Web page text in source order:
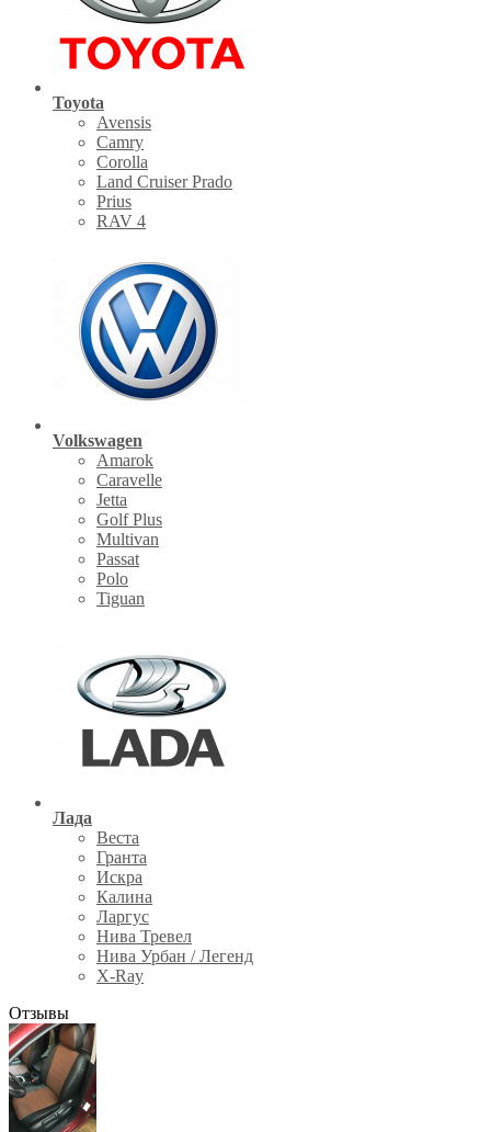
Toyota
Avensis
Camry
Corolla
Land Cruiser Prado
Prius
RAV 4
Volkswagen
Amarok
Caravelle
Jetta
Golf Plus
Multivan
Passat
Polo
Tiguan
Лада
Веста
Гранта
Искра
Калина
Ларгус
Нива Тревел
Нива Урбан / Легенд
X-Ray
Отзывы